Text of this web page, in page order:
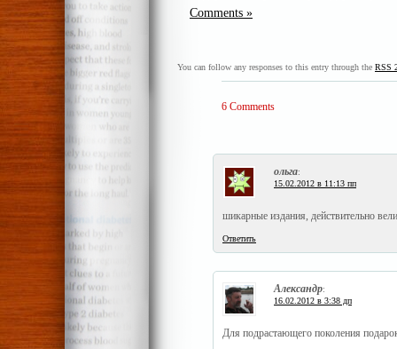
Comments »
You can follow any responses to this entry through the RSS
6 Comments
ольга:
15.02.2012 в 11:13 пп
шикарные издания, действительно
Ответить
Александр:
16.02.2012 в 3:38 дп
Для подрастающего поколения